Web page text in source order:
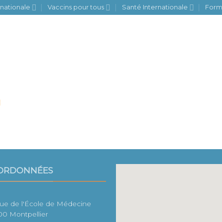
Vaccins pour tous Santé Internationale
de l'École de Médecine
Montpellier